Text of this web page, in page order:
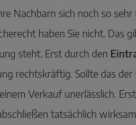
Nachbarn sich noch so
haben Sie nicht. Das
steht. Erst durch den
rechtskräftig. Sollte das
Verkauf unerlässlich.
tatsächlich